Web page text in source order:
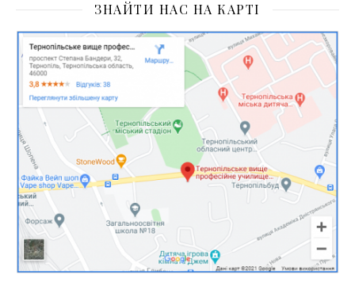
ЗНАЙТИ НАС НА КАРТІ